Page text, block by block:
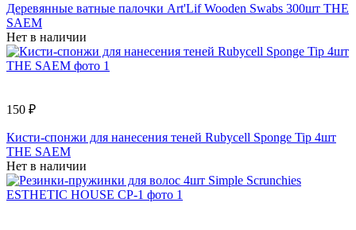
Деревянные ватные палочки Art'Lif Wooden Swabs 300шт THE
SAEM
Нет в наличии
150 ₽
Кисти-спонжи для нанесения теней Rubycell Sponge Tip 4шт
THE SAEM
Нет в наличии